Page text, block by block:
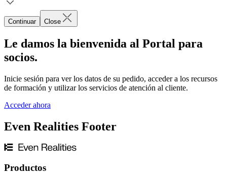
Continuar Close
Le damos la bienvenida al Portal para
socios.
Inicie sesión para ver los datos de su pedido, acceder a los recursos
de formación y utilizar los servicios de atención al cliente.
Acceder ahora
Even Realities Footer
Productos